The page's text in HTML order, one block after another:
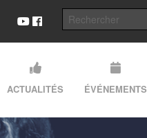
ACTUALITÉS ÉVÉNEMENTS